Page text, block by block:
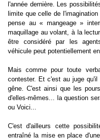
l'année dernière. Les
limite que celle de
pense au « mangeage »
maquillage au volant, à la
être considéré par les
véhicule peut potentiellement
Mais comme pour toute
contester. Et c'est au juge
gêne. C'est ainsi que les
d'elles-mêmes... la question
ou Voici...
C'est d'ailleurs cette
entraîné la mise en place